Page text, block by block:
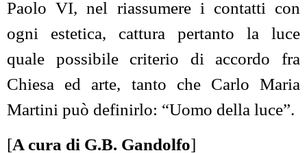
Paolo VI, nel riassumere i contatti con
ogni estetica, cattura pertanto la luce
quale possibile criterio di accordo fra
Chiesa ed arte, tanto che Carlo Maria
Martini può definirlo: “Uomo della luce”.
[A cura di G.B. Gandolfo]